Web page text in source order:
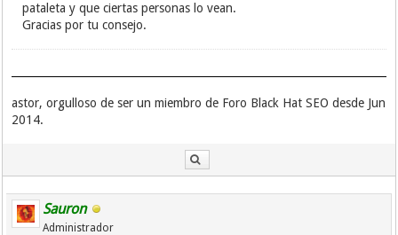
pataleta y que ciertas personas lo vean.
Gracias por tu consejo.
astor, orgulloso de ser un miembro de Foro Black Hat SEO desde Jun
2014.
Sauron
Administrador